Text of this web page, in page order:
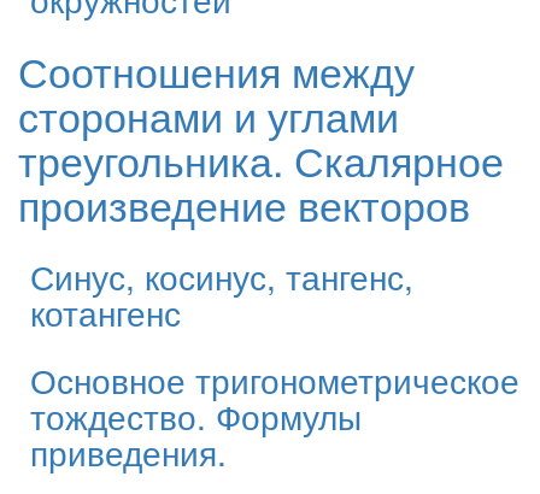
Соотношения между
сторонами и углами
треугольника. Скалярное
произведение векторов
Синус, косинус, тангенс,
котангенс
Основное тригонометрическое
тождество. Формулы
приведения.